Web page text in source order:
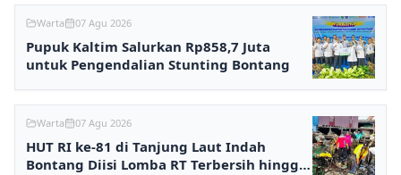
Warta 07 Agu 2026
Pupuk Kaltim Salurkan Rp858,7 Juta
untuk Pengendalian Stunting Bontang
Warta 07 Agu 2026
HUT RI ke-81 di Tanjung Laut Indah
Bontang Diisi Lomba RT Terbersih hingga